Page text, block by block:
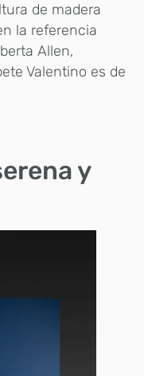
de madera
la referencia
Allen,
Valentino es de
y